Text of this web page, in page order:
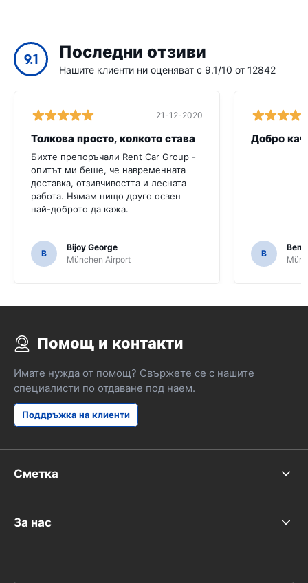
9.1 Последни отзиви
Нашите клиенти ни оценяват с 9.1/10 от 12842
21-12-2020
Толкова просто, колкото става
Бихте препоръчали Rent Car Group -
опитът ми беше, че навременната
доставка, отзивчивостта и лесната
работа. Нямам нищо друго освен
най-доброто да кажа.
B
Bijoy George
München Airport
Добро
B
Помощ и контакти
Имате нужда от помощ? Свържете се с нашите
специалисти по отдаване под наем.
Поддръжка на клиенти
Сметка
За нас